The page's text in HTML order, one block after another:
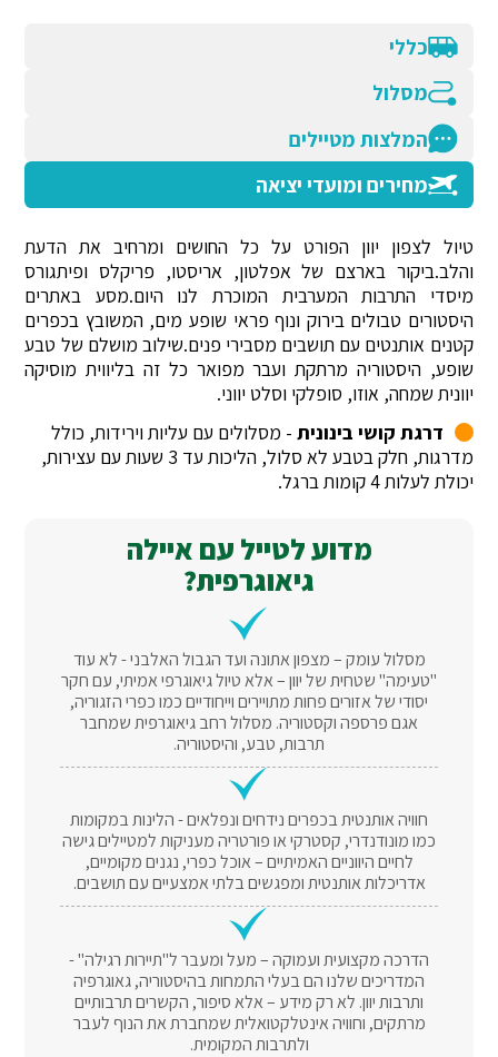
כללי
מסלול
המלצות מטיילים
מחירים ומועדי יציאה
טיול לצפון יוון הפורט על כל החושים ומרחיב את הדעת
והלב.ביקור בארצם של אפלטון, אריסטו, פריקלס ופיתגורס
מיסדי התרבות המערבית המוכרת לנו היום.מסע באתרים
היסטורים טבולים בירוק ונוף פראי שופע מים, המשובץ בכפרים
קטנים אותנטים עם תושבים מסבירי פנים.שילוב מושלם של טבע
שופע, היסטוריה מרתקת ועבר מפואר כל זה בליווית מוסיקה
יוונית שמחה, אוזו, סופלקי וסלט יווני.
דרגת קושי בינונית - מסלולים עם עליות וירידות, כולל
מדרגות, חלק בטבע לא סלול, הליכות עד 3 שעות עם עצירות,
יכולת לעלות 4 קומות ברגל.
מדוע לטייל עם איילה
גיאוגרפית?
מסלול עומק – מצפון אתונה ועד הגבול האלבני - לא עוד
"טעימה" שטחית של יוון – אלא טיול גיאוגרפי אמיתי, עם חקר
יסודי של אזורים פחות מתויירים וייחודיים כמו כפרי הזגוריה,
אגם פרספה וקסטוריה. מסלול רחב גיאוגרפית שמחבר
תרבות, טבע, והיסטוריה.
חוויה אותנטית בכפרים נידחים ונפלאים - הלינות במקומות
כמו מונודנדרי, קסטרקי או פורטריה מעניקות למטיילים גישה
לחיים היווניים האמיתיים – אוכל כפרי, נגנים מקומיים,
אדריכלות אותנטית ומפגשים בלתי אמצעיים עם תושבים.
הדרכה מקצועית ועמוקה – מעל ומעבר ל"תיירות רגילה" -
המדריכים שלנו הם בעלי התמחות בהיסטוריה, גאוגרפיה
ותרבות יוון. לא רק מידע – אלא סיפור, הקשרים תרבותיים
מרתקים, וחוויה אינטלקטואלית שמחברת את הנוף לעבר
ולתרבות המקומית.